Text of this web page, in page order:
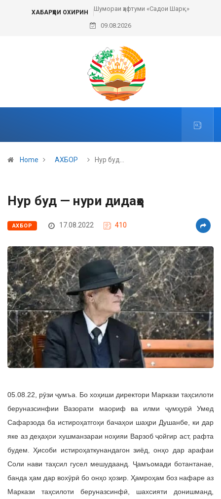
ХАБАРҲОИ ОХИРИН Шумораи ҳафтуми «Садои Шарқ»
09.08.2026
Home АХБОР Нур буд…
Нур буд — нури дидаҳо
АХБОР 17.08.2022 410
05.08.22, рӯзи ҷумъа. Бо хоҳиши директори Маркази таҳсилоти
беруназсинфии Вазорати маориф ва илми ҷумҳурӣ Умед
Сафарзода ба истироҳатгоҳи бачаҳои шаҳри Душанбе, ки дар
яке аз деҳаҳои хушманзараи ноҳияи Варзоб ҷойгир аст, рафта
будем. Ҳисоби истироҳаткунандагон зиёд, онҳо дар арафаи
Соли нави таҳсил гусел мешудаанд. Ҷамъомади ботантанае,
банда ҳам дар вохӯрӣ бо онҳо ҳозир. Ҳамроҳам боз нафаре аз
Маркази таҳсилоти беруназсинфӣ, шахсияти донишманд,